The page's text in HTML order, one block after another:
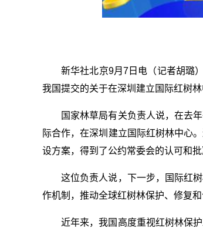
新华社北京9月7日电（记者胡璐
我国提交的关于在深圳建立国际红树
国家林草局有关负责人说，在去
际合作，在深圳建立国际红树林中心
设方案，得到了公约常委会的认可和批
这位负责人说，下一步，国际红
作机制，推动全球红树林保护、修复
近年来，我国高度重视红树林保